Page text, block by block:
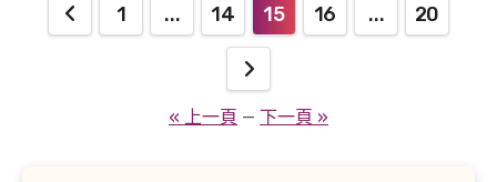
1 ... 14 15 16 ... 20
« 上一頁 — 下一頁 »